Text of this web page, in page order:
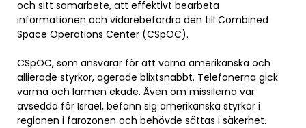
och sitt samarbete, att effektivt bearbeta
informationen och vidarebefordra den till Combined
Space Operations Center (CSpOC).
CSpOC, som ansvarar för att varna amerikanska och
allierade styrkor, agerade blixtsnabbt. Telefonerna gick
varma och larmen ekade. Även om missilerna var
avsedda för Israel, befann sig amerikanska styrkor i
regionen i farozonen och behövde sättas i säkerhet.